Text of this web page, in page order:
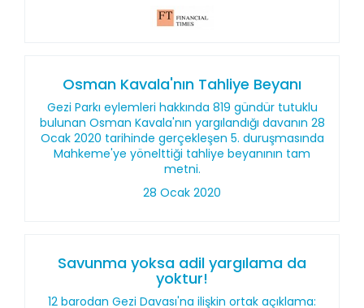
Osman Kavala'nın Tahliye Beyanı
Gezi Parkı eylemleri hakkında 819 gündür tutuklu
bulunan Osman Kavala'nın yargılandığı davanın 28
Ocak 2020 tarihinde gerçekleşen 5. duruşmasında
Mahkeme'ye yönelttiği tahliye beyanının tam
metni.
28 Ocak 2020
Savunma yoksa adil yargılama da
yoktur!
12 barodan Gezi Davası'na ilişkin ortak açıklama: